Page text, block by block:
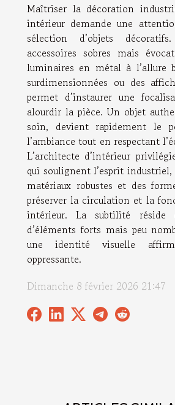
Maîtriser la décoration
intérieur demande une
sélection d’objets
accessoires sobres mais
luminaires en métal à l’allure
surdimensionnées ou des
permet d’instaurer une
alourdir la pièce. Un objet
soin, devient rapidement le
l’ambiance tout en respectant
L’architecte d’intérieur
qui soulignent l’esprit
matériaux robustes et des
préserver la circulation et la
intérieur. La subtilité réside
d’éléments forts mais peu
une identité visuelle
oppressante.
Dimanche 8 février 2026 21:47